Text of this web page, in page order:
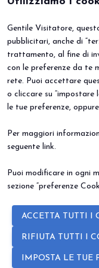
Gentile Visitatore,
pubblicitari, anche di
trattamento, al fine di
con le preferenze da te
rete. Puoi accettare
o cliccare su “impostare
le tue preferenze,
Per maggiori
seguente link.
Puoi modificare in ogni
sezione “preferenze
ACCETTA TUTTI I
RIFIUTA TUTTI I
IMPOSTA LE TUE
BEER&FOOD
Edizione 2027
Settori espositivi
Contatti
ESPONI
Perché esporre
Prenota il tuo stand
© 2026ITALIAN
(Italy) - Registro Imprese
52.214.897 i.v. -Copyright